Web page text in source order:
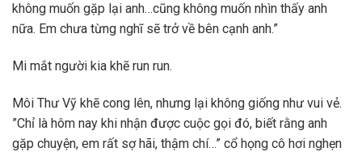
không muốn gặp lại anh…cũng không muốn nhìn thấy anh
nữa. Em chưa từng nghĩ sẽ trở về bên cạnh anh.”
Mi mắt người kia khẽ run run.
Môi Thư Vỹ khẽ cong lên, nhưng lại không giống như vui vẻ.
”Chỉ là hôm nay khi nhận được cuộc gọi đó, biết rằng anh
gặp chuyện, em rất sợ hãi, thậm chí…” cổ họng cô hơi nghẹn